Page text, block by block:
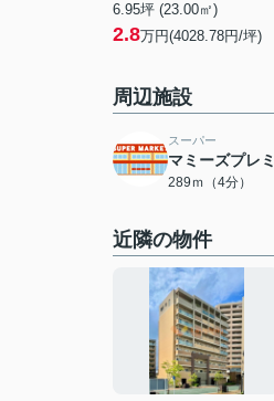
6.95坪 (23.00㎡)
2.8万円(4028.78円/坪)
周辺施設
スーパー
マミーズプレ
289ｍ（4分）
近隣の物件